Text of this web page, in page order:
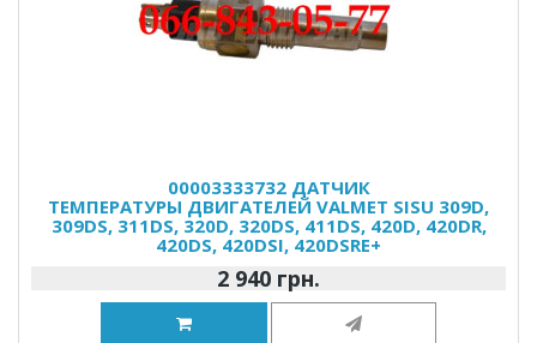
00003333732 ДАТЧИК
ТЕМПЕРАТУРЫ ДВИГАТЕЛЕЙ VALMET SISU 309D,
309DS, 311DS, 320D, 320DS, 411DS, 420D, 420DR,
420DS, 420DSI, 420DSRE+
2 940 грн.